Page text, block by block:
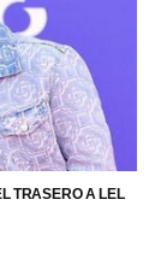
TRASERO A LEL